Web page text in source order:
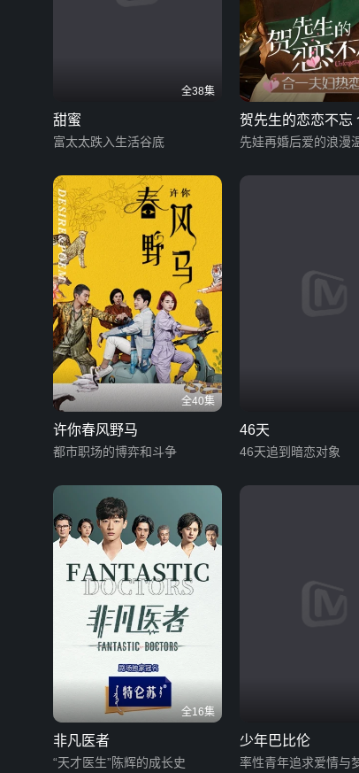
全38集
甜蜜
富太太跌入生活谷底
贺先生的恋恋不忘
妇热恋中
先娃再婚后爱的浪漫
全40集
许你春风野马
都市职场的博弈和斗争
46天
46天追到暗恋对象
全16集
非凡医者
“天才医生”陈辉的成长史
少年巴比伦
率性青年追求爱情与